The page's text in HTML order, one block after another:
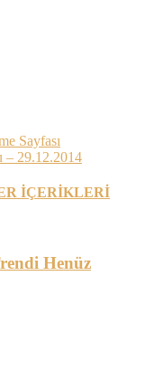
Sayfası
– 29.12.2014
İÇERİKLERİ
Henüz